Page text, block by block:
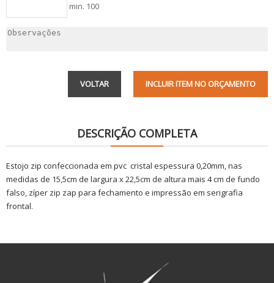
min. 100
INCLUIR ITEM NO ORÇAMENTO
VOLTAR
DESCRIÇÃO COMPLETA
Estojo zip confeccionada em pvc cristal espessura 0,20mm, nas
medidas de 15,5cm de largura x 22,5cm de altura mais 4 cm de fundo
falso, zíper zip zap para fechamento e impressão em serigrafia
frontal.